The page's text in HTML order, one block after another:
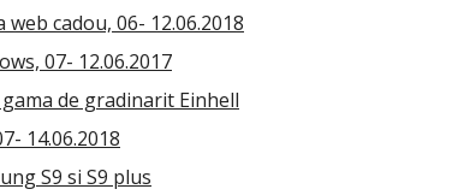
cadou, 06- 12.06.2018
07- 12.06.2017
de gradinarit Einhell
14.06.2018
S9 si S9 plus